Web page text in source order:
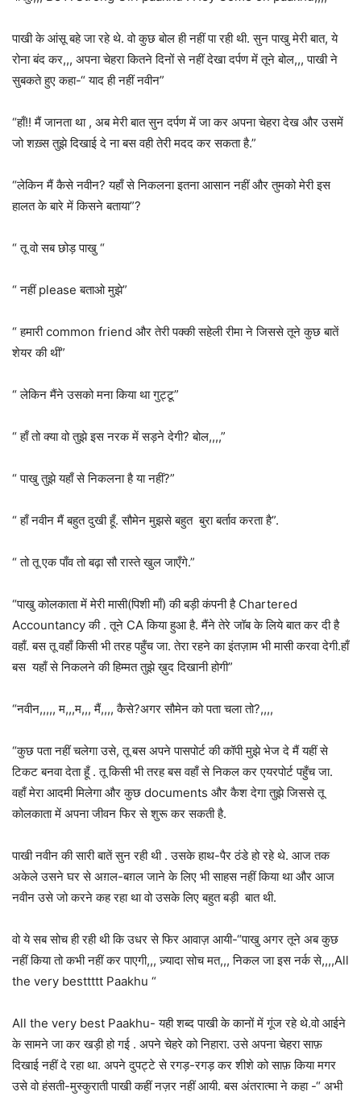
पाखी के आंसू बहे जा रहे थे. वो कुछ बोल ही नहीं पा रही थी. सुन पाखु मेरी बात, ये
रोना बंद कर,,, अपना चेहरा कितने दिनों से नहीं देखा दर्पण में तूने बोल,,, पाखी ने
सुबकते हुए कहा-“ याद ही नहीं नवीन”
“हाँ!! मैं जानता था , अब मेरी बात सुन दर्पण में जा कर अपना चेहरा देख और उसमें
जो शख़्स तुझे दिखाई दे ना बस वही तेरी मदद कर सकता है.”
“लेकिन मैं कैसे नवीन? यहाँ से निकलना इतना आसान नहीं और तुमको मेरी इस
हालत के बारे में किसने बताया”?
“ तू वो सब छोड़ पाखु “
“ नहीं please बताओ मुझे”
“ हमारी common friend और तेरी पक्की सहेली रीमा ने जिससे तूने कुछ बातें
शेयर की थीं”
“ लेकिन मैंने उसको मना किया था गुट्टू”
“ हाँ तो क्या वो तुझे इस नरक में सड़ने देगी? बोल,,,,”
“ पाखु तुझे यहाँ से निकलना है या नहीं?”
“ हाँ नवीन मैं बहुत दुखी हूँ. सौमेन मुझसे बहुत बुरा बर्ताव करता है”.
“ तो तू एक पाँव तो बढ़ा सौ रास्ते खुल जाएँगे.”
“पाखु कोलकाता में मेरी मासी(पिशी माँ) की बड़ी कंपनी है Chartered
Accountancy की . तूने CA किया हुआ है. मैंने तेरे जॉब के लिये बात कर दी है
वहाँ. बस तू वहाँ किसी भी तरह पहुँच जा. तेरा रहने का इंतज़ाम भी मासी करवा देगी.हाँ
बस यहाँ से निकलने की हिम्मत तुझे ख़ुद दिखानी होगी”
“नवीन,,,,, म,,,म,,, मैं,,,, कैसे?अगर सौमेन को पता चला तो?,,,,
“कुछ पता नहीं चलेगा उसे, तू बस अपने पासपोर्ट की कॉपी मुझे भेज दे मैं यहीं से
टिकट बनवा देता हूँ . तू किसी भी तरह बस वहाँ से निकल कर एयरपोर्ट पहुँच जा.
वहाँ मेरा आदमी मिलेगा और कुछ documents और कैश देगा तुझे जिससे तू
कोलकाता में अपना जीवन फिर से शुरू कर सकती है.
पाखी नवीन की सारी बातें सुन रही थी . उसके हाथ-पैर ठंडे हो रहे थे. आज तक
अकेले उसने घर से अग़ल-बग़ल जाने के लिए भी साहस नहीं किया था और आज
नवीन उसे जो करने कह रहा था वो उसके लिए बहुत बड़ी बात थी.
वो ये सब सोच ही रही थी कि उधर से फिर आवाज़ आयी-“पाखु अगर तूने अब कुछ
नहीं किया तो कभी नहीं कर पाएगी,,, ज़्यादा सोच मत,,, निकल जा इस नर्क से,,,,All
the very besttttt Paakhu “
All the very best Paakhu- यही शब्द पाखी के कानों में गूंज रहे थे.वो आईने
के सामने जा कर खड़ी हो गई . अपने चेहरे को निहारा. उसे अपना चेहरा साफ़
दिखाई नहीं दे रहा था. अपने दुपट्टे से रगड़-रगड़ कर शीशे को साफ़ किया मगर
उसे वो हंसती-मुस्कुराती पाखी कहीं नज़र नहीं आयी. बस अंतरात्मा ने कहा -“ अभी